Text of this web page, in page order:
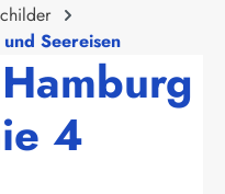
Seereisen
4